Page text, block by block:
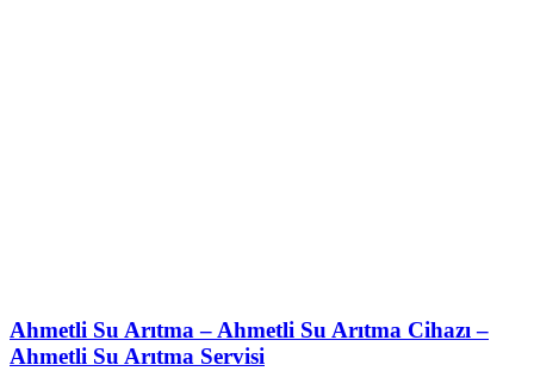
Ahmetli Su Arıtma – Ahmetli Su Arıtma Cihazı –
Ahmetli Su Arıtma Servisi